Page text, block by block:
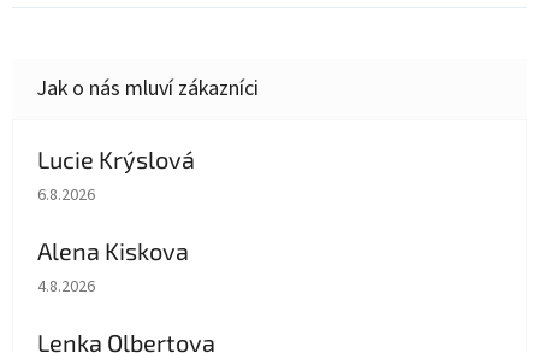
Lucie Krýslová
Hodnocení obchodu je 5 z 5 hvězdiček.
6.8.2026
Alena Kiskova
Hodnocení obchodu je 5 z 5 hvězdiček.
4.8.2026
Lenka Olbertova